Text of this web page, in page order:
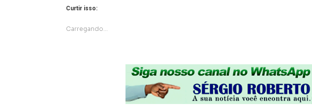
Curtir isso:
Carregando...